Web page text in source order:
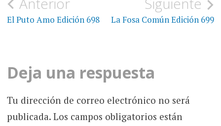
Navegación
de
El Puto Amo Edición 698 La Fosa Común Edición 699
Deja una respuesta
Tu dirección de correo electrónico no será
publicada. Los campos obligatorios están